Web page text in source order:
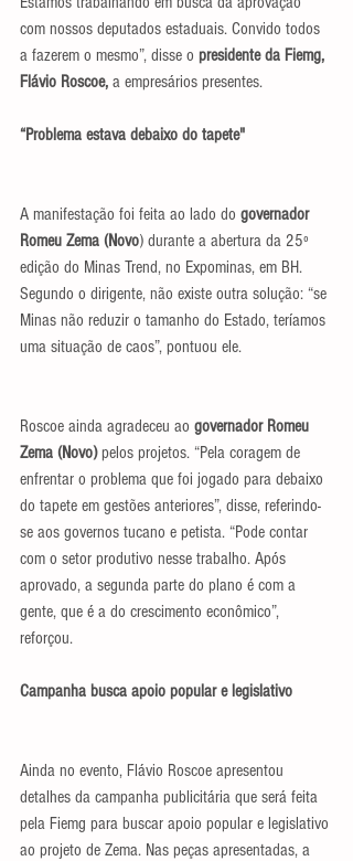
com nossos deputados estaduais. Convido todos
a fazerem o mesmo”, disse o presidente da Fiemg,
Flávio Roscoe, a empresários presentes.
“Problema estava debaixo do tapete"
A manifestação foi feita ao lado do governador
Romeu Zema (Novo) durante a abertura da 25º
edição do Minas Trend, no Expominas, em BH.
Segundo o dirigente, não existe outra solução: “se
Minas não reduzir o tamanho do Estado, teríamos
uma situação de caos”, pontuou ele.
Roscoe ainda agradeceu ao governador Romeu
Zema (Novo) pelos projetos. “Pela coragem de
enfrentar o problema que foi jogado para debaixo
do tapete em gestões anteriores”, disse, referindo-
se aos governos tucano e petista. “Pode contar
com o setor produtivo nesse trabalho. Após
aprovado, a segunda parte do plano é com a
gente, que é a do crescimento econômico”,
reforçou.
Campanha busca apoio popular e legislativo
Ainda no evento, Flávio Roscoe apresentou
detalhes da campanha publicitária que será feita
pela Fiemg para buscar apoio popular e legislativo
ao projeto de Zema. Nas peças apresentadas, a